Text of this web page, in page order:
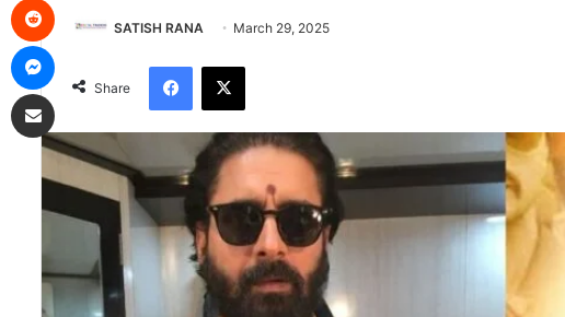
SATISH RANA March 29, 2025
Share
Facebook
X
Share via Email